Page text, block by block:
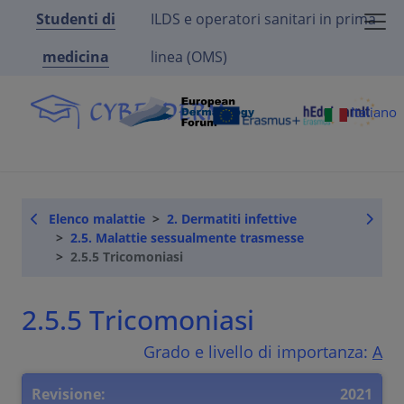
Studenti di
medicina
ILDS e operatori sanitari in prima
linea (OMS)
Italiano
Elenco malattie
2. Dermatiti infettive
2.5. Malattie sessualmente trasmesse
2.5.5 Tricomoniasi
2.5.5 Tricomoniasi
Grado e livello di importanza: A
Revisione:
2021